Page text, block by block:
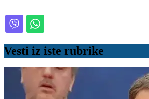
Vesti iz iste rubrike